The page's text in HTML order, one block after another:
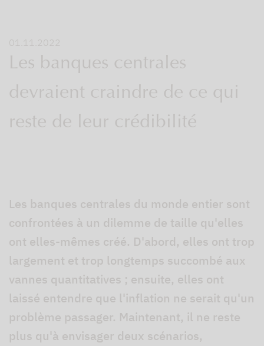
01.11.2022
Les banques centrales
devraient craindre de ce qui
reste de leur crédibilité
Les banques centrales du monde entier sont
confrontées à un dilemme de taille qu'elles
ont elles-mêmes créé. D'abord, elles ont trop
largement et trop longtemps succombé aux
vannes quantitatives ; ensuite, elles ont
laissé entendre que l'inflation ne serait qu'un
problème passager. Maintenant, il ne reste
plus qu'à envisager deux scénarios,